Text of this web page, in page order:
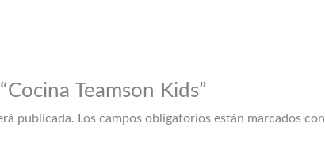
Teamson Kids”
publicada. Los campos obligatorios están marcados con